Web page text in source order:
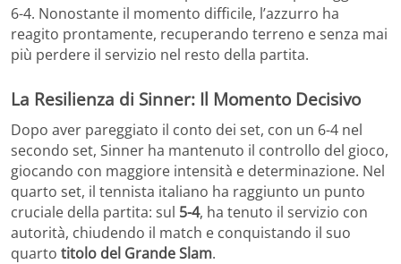
6-4. Nonostante il momento difficile, l’azzurro ha
reagito prontamente, recuperando terreno e senza mai
più perdere il servizio nel resto della partita.
La Resilienza di Sinner: Il Momento Decisivo
Dopo aver pareggiato il conto dei set, con un 6-4 nel
secondo set, Sinner ha mantenuto il controllo del gioco,
giocando con maggiore intensità e determinazione. Nel
quarto set, il tennista italiano ha raggiunto un punto
cruciale della partita: sul 5-4, ha tenuto il servizio con
autorità, chiudendo il match e conquistando il suo
quarto titolo del Grande Slam.